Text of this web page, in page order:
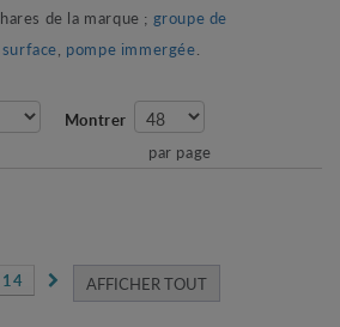
de la marque ; groupe de
, pompe immergée.
Montrer
par page
AFFICHER TOUT
14